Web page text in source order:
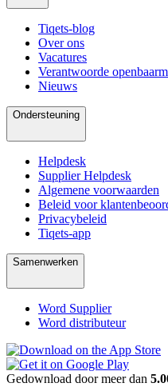
Tiqets-blog
Over ons
Vacatures
Verantwoorde
Nieuws
Ondersteuning
Helpdesk
Supplier Helpdesk
Algemene voorwaarden
Beleid voor
Privacybeleid
Tiqets-app
Samenwerken
Word Supplier
Word distributeur
Gedownload door meer dan